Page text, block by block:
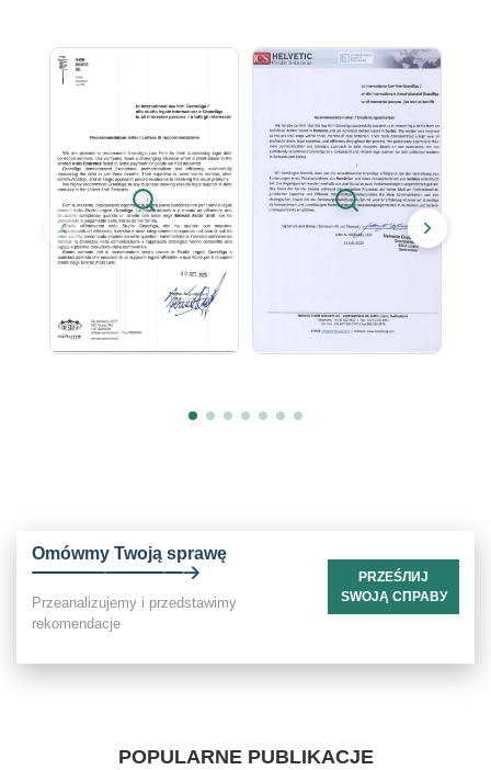
POPULARNE PUBLIKACJE
Omówmy Twoją sprawę
Przeanalizujemy i przedstawimy
rekomendacje
PRZEŚЛИЈ
SWOJĄ СПРАВУ